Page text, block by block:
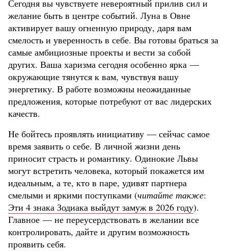
Сегодня вы чувствуете невероятный прилив сил и
желание быть в центре событий. Луна в Овне
активирует вашу огненную природу, даря вам
смелость и уверенность в себе. Вы готовы браться за
самые амбициозные проекты и вести за собой
других. Ваша харизма сегодня особенно ярка —
окружающие тянутся к вам, чувствуя вашу
энергетику. В работе возможны неожиданные
предложения, которые потребуют от вас лидерских
качеств.
Не бойтесь проявлять инициативу — сейчас самое
время заявить о себе. В личной жизни день
приносит страсть и романтику. Одинокие Львы
могут встретить человека, который покажется им
идеальным, а те, кто в паре, удивят партнера
смелыми и яркими поступками (читайте также:
Эти 4 знака Зодиака выйдут замуж в 2026 году).
Главное — не переусердствовать в желании все
контролировать, дайте и другим возможность
проявить себя.